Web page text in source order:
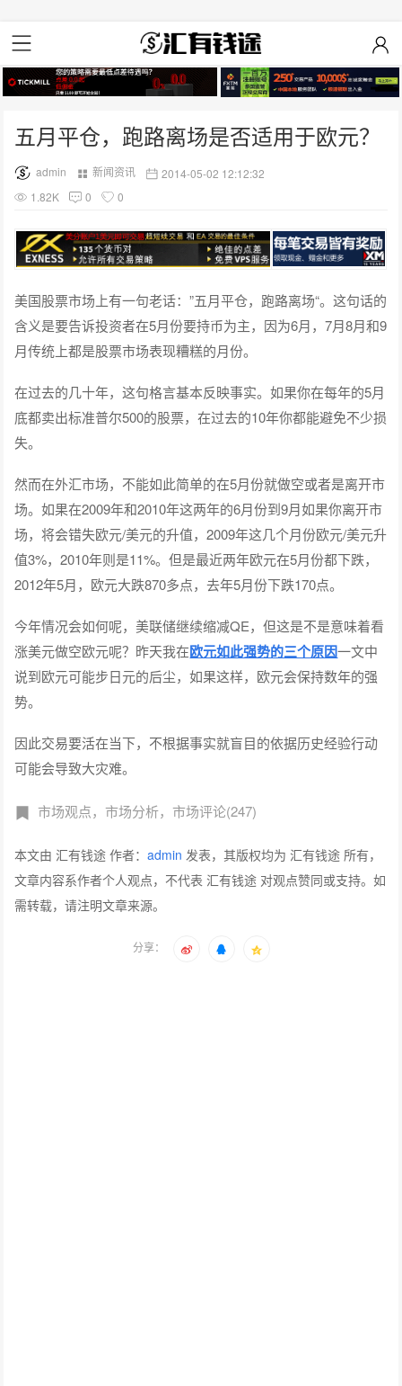
五月平仓，跑路离场是否适用于欧元？
admin 新闻资讯
2014-05-02 12:12:32
1.82K
0 0
美国股票市场上有一句老话：”五月平仓，跑路离场“。这句话的
含义是要告诉投资者在5月份要持币为主，因为6月，7月8月和9
月传统上都是股票市场表现糟糕的月份。
在过去的几十年，这句格言基本反映事实。如果你在每年的5月
底都卖出标准普尔500的股票，在过去的10年你都能避免不少损
失。
然而在外汇市场，不能如此简单的在5月份就做空或者是离开市
场。如果在2009年和2010年这两年的6月份到9月如果你离开市
场，将会错失欧元/美元的升值，2009年这几个月份欧元/美元升
值3%，2010年则是11%。但是最近两年欧元在5月份都下跌，
2012年5月，欧元大跌870多点，去年5月份下跌170点。
今年情况会如何呢，美联储继续缩减QE，但这是不是意味着看
涨美元做空欧元呢？昨天我在欧元如此强势的三个原因一文中
说到欧元可能步日元的后尘，如果这样，欧元会保持数年的强
势。
因此交易要活在当下，不根据事实就盲目的依据历史经验行动
可能会导致大灾难。
市场观点，市场分析，市场评论(247)
本文由 汇有钱途 作者：admin 发表，其版权均为 汇有钱途 所有，
文章内容系作者个人观点，不代表 汇有钱途 对观点赞同或支持。如
需转载，请注明文章来源。
分享：